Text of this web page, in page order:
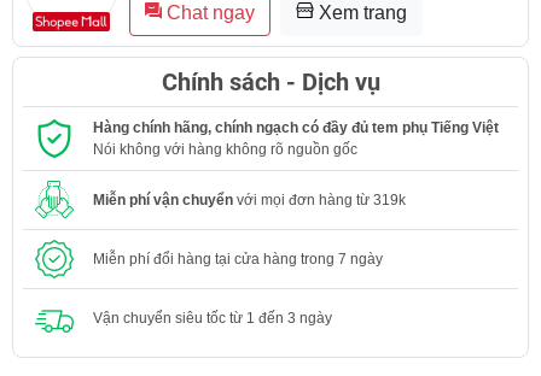
Chat ngay Xem trang
Chính sách - Dịch vụ
Hàng chính hãng, chính ngạch có đầy đủ tem phụ Tiếng Việt
Nói không với hàng không rõ nguồn gốc
Miễn phí vận chuyển với mọi đơn hàng từ 319k
Miễn phí đổi hàng tại cửa hàng trong 7 ngày
Vận chuyển siêu tốc từ 1 đến 3 ngày